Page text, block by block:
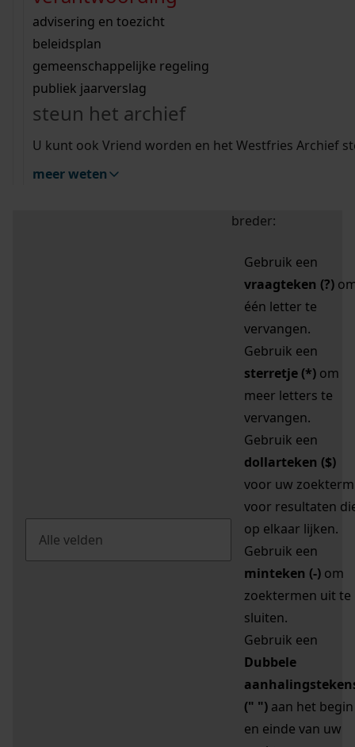
bouwvergunningen
omgevingsvergunningen
vergunningen
beeld en geluid
uitleg nodig?
Wij helpen u op weg met een aantal zoektips.
bekijk alle zoektips
Wij helpen u op weg met een aantal zoektips.
bekijk alle zoektips
bekijk ons geschiedenislokaal
advisering en toezicht
beleidsplan
gemeenschappelijke regeling
publiek jaarverslag
steun het archief
U kunt ook Vriend worden en het Westfries Archief
meer weten
zoektips
Mijn Studiezaal (inloggen)
uw zoekopdracht te
breder:
Gebruik een
vraagteken (?)
één letter te
vervangen.
Gebruik een
sterretje (*) om
meer letters te
vervangen.
Gebruik een
dollarteken ($)
voor uw zoekterm
voor resultaten
op elkaar lijken.
Gebruik een
minteken (-) om
zoektermen uit te
sluiten.
Gebruik een
Dubbele
(" ") aan het begin
en einde van uw